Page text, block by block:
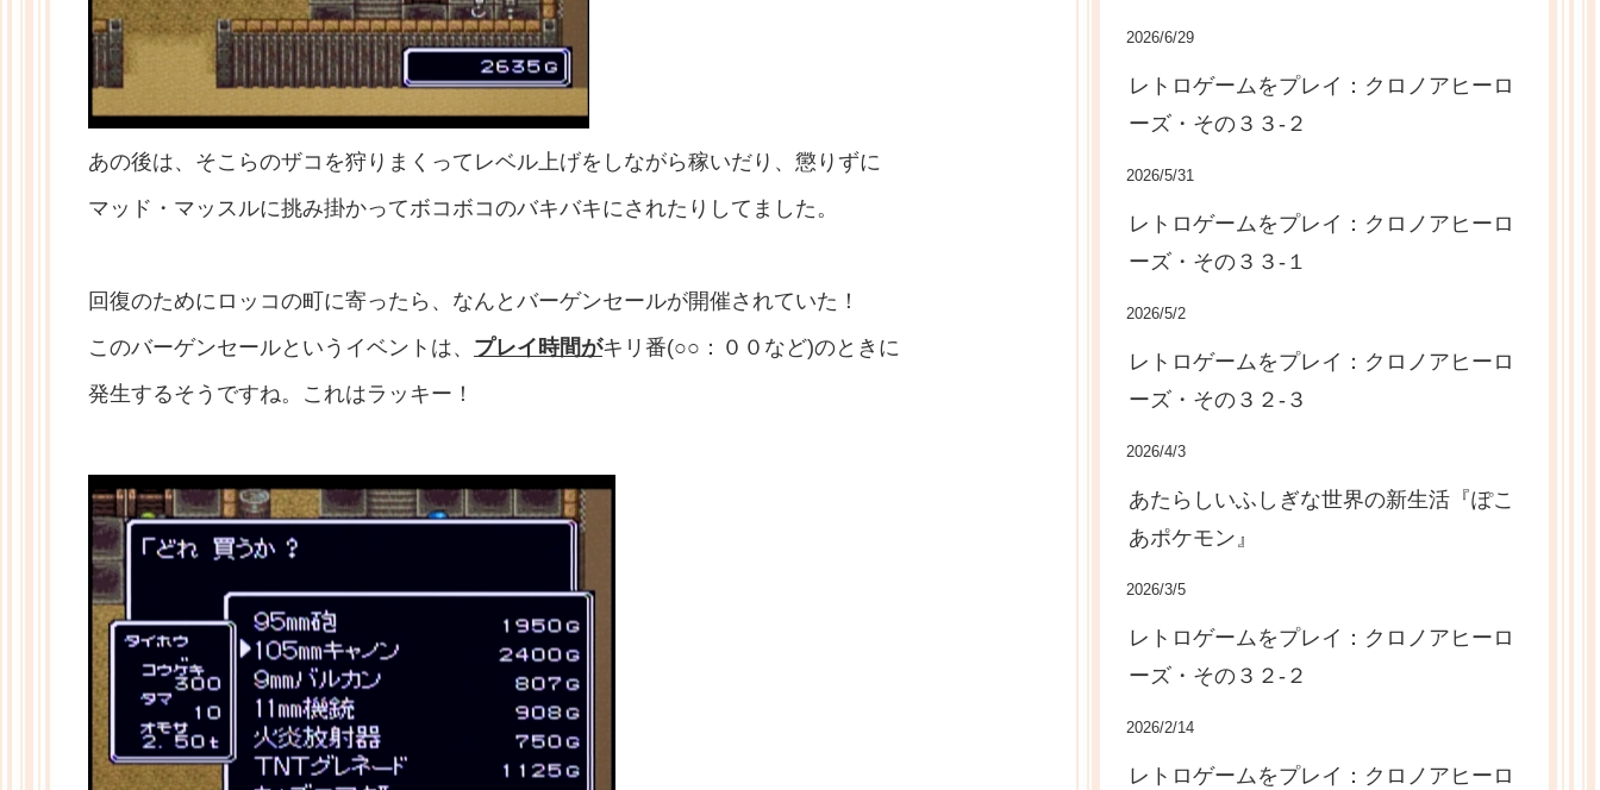
あの後は、そこらのザコを狩りまくってレベル上げをしながら稼いだり、懲りずに
マッド・マッスルに挑み掛かってボコボコのバキバキにされたりしてました。
回復のためにロッコの町に寄ったら、なんとバーゲンセールが開催されていた！
このバーゲンセールというイベントは、 プレイ時間がキリ番(○○：００など)のときに
発生するそうですね。これはラッキー！
2026/6/29
レトロゲームをプレイ：クロノアヒーロ
ーズ・その３３-２
2026/5/31
レトロゲームをプレイ：クロノアヒーロ
ーズ・その３３-１
2026/5/2
レトロゲームをプレイ：クロノアヒーロ
ーズ・その３２-３
2026/4/3
あたらしいふしぎな世界の新生活『ぽこ
あポケモン』
2026/3/5
レトロゲームをプレイ：クロノアヒーロ
ーズ・その３２-２
2026/2/14
レトロゲームをプレイ：クロノアヒーロ